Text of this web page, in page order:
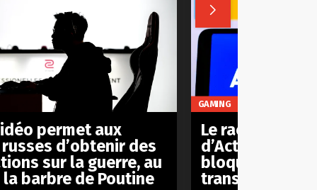

permet aux
d’obtenir des
sur la guerre, au
la barbre de Poutine
GAMING
Le rachat
d’Activision/
bloqué par le
transaction